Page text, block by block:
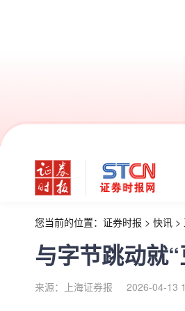
您当前的位置： 证券时报 > 快讯 >
与字节跳动就
来源：上海证券报 2026-04-13